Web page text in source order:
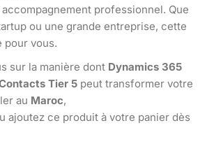
professionnel. Que
ou une grande entreprise, cette
pour vous.
sur la manière dont Dynamics 365
Tier 5 peut transformer votre
au Maroc,
ajoutez ce produit à votre panier dès